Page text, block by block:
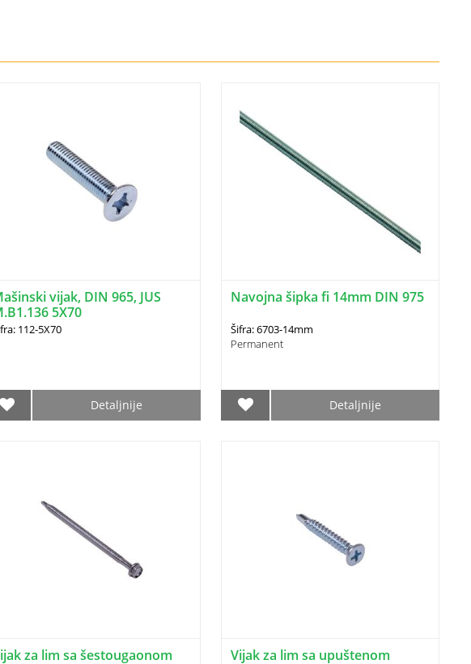
vijak, DIN 965, JUS
5X70
112-5X70
Detaljnije
Navojna šipka fi 14mm DIN 975
Šifra: 6703-14mm
Permanent
Detaljnije
za lim sa šestougaonom
Vijak za lim sa upuštenom